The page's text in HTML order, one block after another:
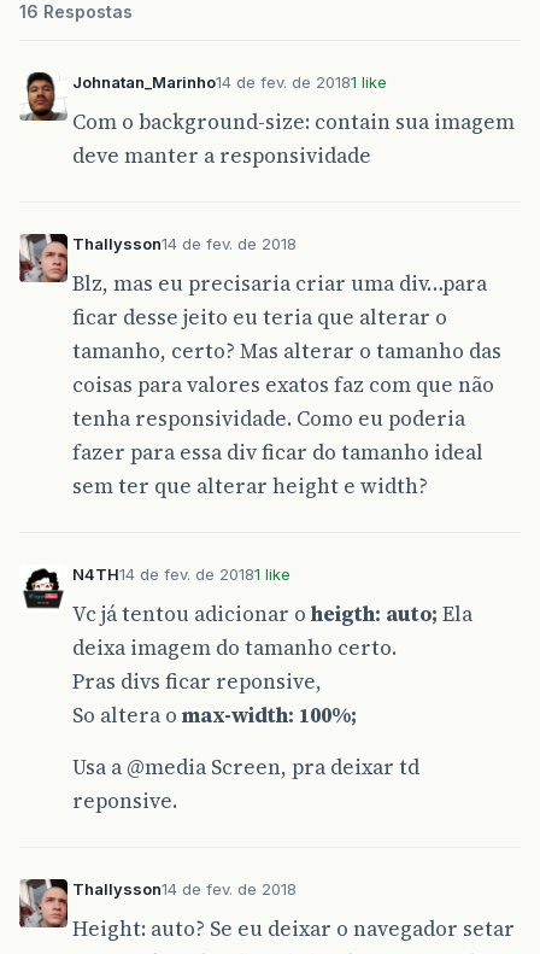
16 Respostas
Johnatan_Marinho14 de fev. de 20181 like
Com o background-size: contain sua imagem
deve manter a responsividade
Thallysson14 de fev. de 2018
Blz, mas eu precisaria criar uma div…para
ficar desse jeito eu teria que alterar o
tamanho, certo? Mas alterar o tamanho das
coisas para valores exatos faz com que não
tenha responsividade. Como eu poderia
fazer para essa div ficar do tamanho ideal
sem ter que alterar height e width?
N4TH14 de fev. de 20181 like
Vc já tentou adicionar o heigth: auto; Ela
deixa imagem do tamanho certo.
Pras divs ficar reponsive,
So altera o max-width: 100%;
Usa a @media Screen, pra deixar td
reponsive.
Thallysson14 de fev. de 2018
Height: auto? Se eu deixar o navegador setar